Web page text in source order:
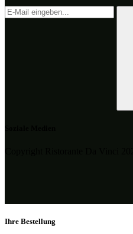
Ihre Bestellung